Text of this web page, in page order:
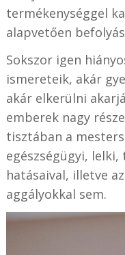
termékenységgel
alapvetően
Sokszor igen
ismereteik, akár
akár elkerülni
emberek nagy
tisztában a
egészségügyi,
hatásaival, illetve
aggályokkal sem.